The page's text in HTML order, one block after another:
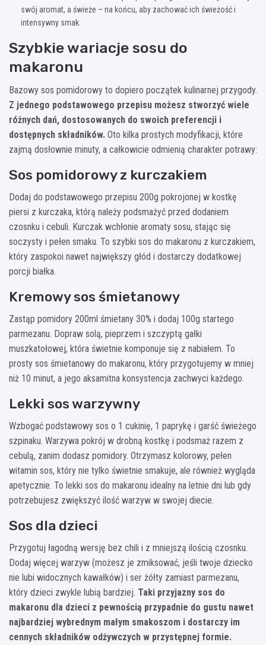
swój aromat, a świeże – na końcu, aby zachować ich świeżość i
intensywny smak.
Szybkie wariacje sosu do
makaronu
Bazowy sos pomidorowy to dopiero początek kulinarnej przygody.
Z jednego podstawowego przepisu możesz stworzyć wiele
różnych dań, dostosowanych do swoich preferencji i
dostępnych składników. Oto kilka prostych modyfikacji, które
zajmą dosłownie minuty, a całkowicie odmienią charakter potrawy:
Sos pomidorowy z kurczakiem
Dodaj do podstawowego przepisu 200g pokrojonej w kostkę
piersi z kurczaka, którą należy podsmażyć przed dodaniem
czosnku i cebuli. Kurczak wchłonie aromaty sosu, stając się
soczysty i pełen smaku. To szybki sos do makaronu z kurczakiem,
który zaspokoi nawet największy głód i dostarczy dodatkowej
porcji białka.
Kremowy sos śmietanowy
Zastąp pomidory 200ml śmietany 30% i dodaj 100g startego
parmezanu. Dopraw solą, pieprzem i szczyptą gałki
muszkatołowej, która świetnie komponuje się z nabiałem. To
prosty sos śmietanowy do makaronu, który przygotujemy w mniej
niż 10 minut, a jego aksamitna konsystencja zachwyci każdego.
Lekki sos warzywny
Wzbogać podstawowy sos o 1 cukinię, 1 paprykę i garść świeżego
szpinaku. Warzywa pokrój w drobną kostkę i podsmaż razem z
cebulą, zanim dodasz pomidory. Otrzymasz kolorowy, pełen
witamin sos, który nie tylko świetnie smakuje, ale również wygląda
apetycznie. To lekki sos do makaronu idealny na letnie dni lub gdy
potrzebujesz zwiększyć ilość warzyw w swojej diecie.
Sos dla dzieci
Przygotuj łagodną wersję bez chili i z mniejszą ilością czosnku.
Dodaj więcej warzyw (możesz je zmiksować, jeśli twoje dziecko
nie lubi widocznych kawałków) i ser żółty zamiast parmezanu,
który dzieci zwykle lubią bardziej. Taki przyjazny sos do
makaronu dla dzieci z pewnością przypadnie do gustu nawet
najbardziej wybrednym małym smakoszom i dostarczy im
cennych składników odżywczych w przystępnej formie.